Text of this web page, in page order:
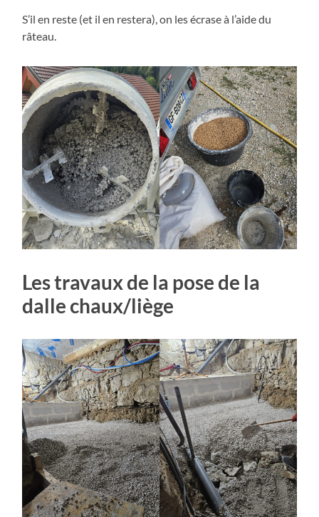
S’il en reste (et il en restera), on les écrase à l’aide du
râteau.
Les travaux de la pose de la
dalle chaux/liège